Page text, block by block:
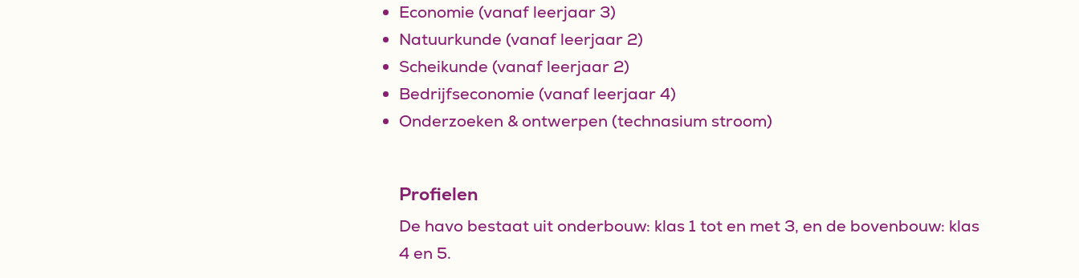
Economie (vanaf leerjaar 3)
Natuurkunde (vanaf leerjaar 2)
Scheikunde (vanaf leerjaar 2)
Bedrijfseconomie (vanaf leerjaar 4)
Onderzoeken & ontwerpen (technasium stroom)
Profielen
De havo bestaat uit onderbouw: klas 1 tot en met 3, en de bovenbouw: klas
4 en 5.